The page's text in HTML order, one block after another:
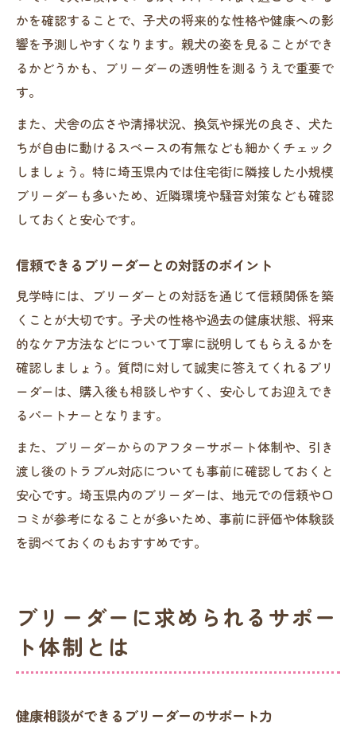
かを確認することで、子犬の将来的な性格や健康への影
響を予測しやすくなります。親犬の姿を見ることができ
るかどうかも、ブリーダーの透明性を測るうえで重要で
す。
また、犬舎の広さや清掃状況、換気や採光の良さ、犬た
ちが自由に動けるスペースの有無なども細かくチェック
しましょう。特に埼玉県内では住宅街に隣接した小規模
ブリーダーも多いため、近隣環境や騒音対策なども確認
しておくと安心です。
信頼できるブリーダーとの対話のポイント
見学時には、ブリーダーとの対話を通じて信頼関係を築
くことが大切です。子犬の性格や過去の健康状態、将来
的なケア方法などについて丁寧に説明してもらえるかを
確認しましょう。質問に対して誠実に答えてくれるブリ
ーダーは、購入後も相談しやすく、安心してお迎えでき
るパートナーとなります。
また、ブリーダーからのアフターサポート体制や、引き
渡し後のトラブル対応についても事前に確認しておくと
安心です。埼玉県内のブリーダーは、地元での信頼や口
コミが参考になることが多いため、事前に評価や体験談
を調べておくのもおすすめです。
ブリーダーに求められるサポー
ト体制とは
健康相談ができるブリーダーのサポート力